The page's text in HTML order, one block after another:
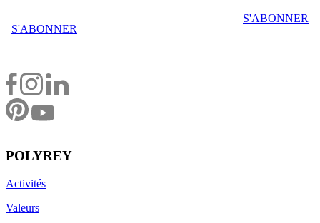
S'ABONNER
POLYREY
Activités
Valeurs
S'ABONNER